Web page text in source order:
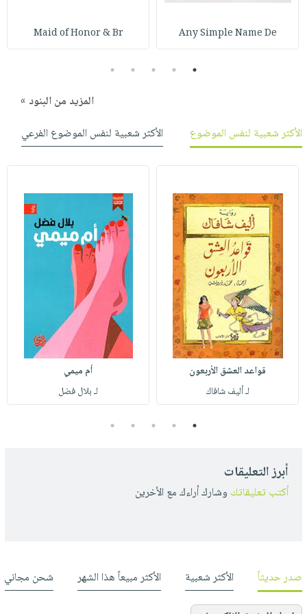
Any Simple Name De
Maid of Honor & Br
1
2
3
4
5
المزيد من البنود »
الأكثر شعبية لنفس الموضوع
الأكثر شعبية لنفس الموضوع الفرعي
قواعد العشق الأربعون
لـ أليف شافاك
أم ميمي
لـ بلال فضل
1
2
3
4
5
أبرز التعليقات
أكتب تعليقاتك وشارك أراءك مع الأخرين
صدر حديثاً الأكثر شعبية الأكثر مبيعاً هذا الشهر شحن مجاني